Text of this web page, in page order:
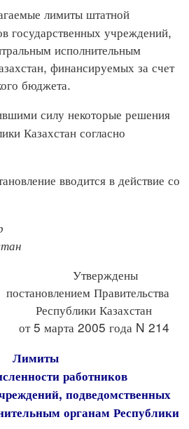
лимиты штатной
государственных учреждений,
исполнительным
финансируемых за счет
бюджета.
силу некоторые решения
Казахстан согласно
вводится в действие со
Утверждены
постановлением Правительства
Республики Казахстан
от 5 марта 2005 года N 214
Лимиты
работников
подведомственных
органам Республики